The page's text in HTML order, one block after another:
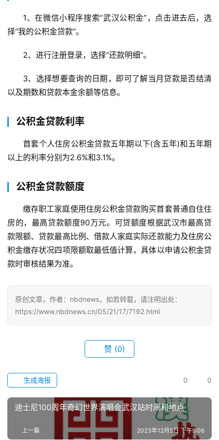
页
旅
1、在微信小程序搜索“武汉公积金”，点击进去后，选
择“我的公积金贷款”。
2、进行注册登录，选择“还款明细”。
3、选择想要查询的日期，即可了解当月贷款是否结清
以及期数和贷款本金余额等信息。
公积金贷款利率
首套个人住房公积金贷款五年期以下(含五年)和五年期
以上的利率分别为2.6%和3.1%。
公积金贷款额度
缴存职工家庭使用住房公积金贷款购买首套普通自住住
房的，最高贷款额度90万元。可贷额度根据武汉市最高贷
款限额、贷款最高比例、借款人家庭实际还款能力及住房公
积金缴存状况四项限额取最低值计算，具体以申请公积金贷
款时审核结果为准。
原创文章，作者：nbdnews，如若转载，请注明出处：
https://www.nbdnews.cn/05/21/17/7192.html
赞 (0)
0 0
生成海报
迪士尼100周年奇幻世界演唱会武汉站时间和地点
上一篇 2023年12月5日 下午9:06